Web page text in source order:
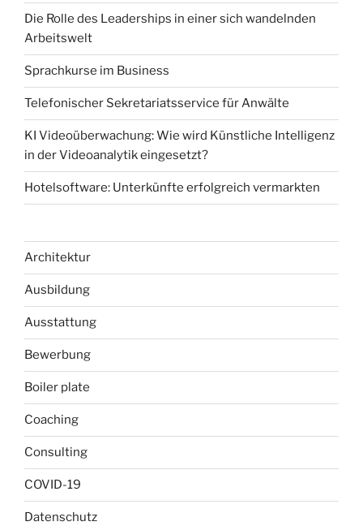
Die Rolle des Leaderships in einer sich wandelnden
Arbeitswelt
Sprachkurse im Business
Telefonischer Sekretariatsservice für Anwälte
KI Videoüberwachung: Wie wird Künstliche Intelligenz
in der Videoanalytik eingesetzt?
Hotelsoftware: Unterkünfte erfolgreich vermarkten
Architektur
Ausbildung
Ausstattung
Bewerbung
Boiler plate
Coaching
Consulting
COVID-19
Datenschutz